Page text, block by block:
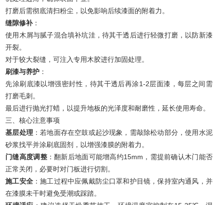
打磨后需彻底清扫粉尘，以免影响后续漆面的附着力。
缝隙修补：
使用木屑与腻子混合填补坑洼，待其干透后进行轻微打磨，以防新漆
开裂。
对于较大裂缝，可注入专用木胶进行加固处理。
刷漆与养护 ：
先涂刷底漆以增强密封性，待其干透后再涂1-2层面漆，每层之间需
打磨毛刺。
最后进行抛光打蜡，以提升地板的光泽度和耐磨性，延长使用寿命。
三、核心注意事项
基层处理：若地面存在空鼓或起沙现象，需敲除松动部分，使用水泥
砂浆找平并涂刷底固剂，以增强漆膜的附着力。
门缝高度调整：翻新后地面可能增高约15mm，需提前确认木门能否
正常关闭，必要时对门板进行切割。
施工安全：施工过程中应佩戴防尘口罩和护目镜，保持室内通风，并
在漆膜未干时避免受潮或踩踏。